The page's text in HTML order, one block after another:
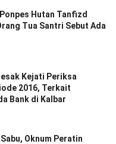
Hutan Tanfizd
Tua Santri Sebut Ada
Kejati Periksa
2016, Terkait
Bank di Kalbar
Oknum Peratin